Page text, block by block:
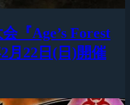
『Age’s Forest
月22日(日)開催